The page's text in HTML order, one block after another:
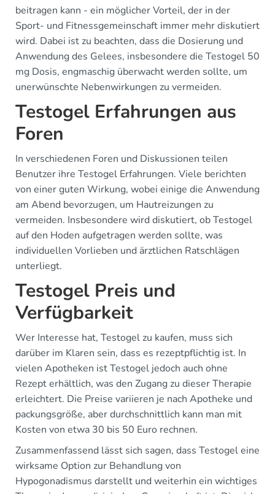
beitragen kann - ein möglicher Vorteil, der in der
Sport- und Fitnessgemeinschaft immer mehr diskutiert
wird. Dabei ist zu beachten, dass die Dosierung und
Anwendung des Gelees, insbesondere die Testogel 50
mg Dosis, engmaschig überwacht werden sollte, um
unerwünschte Nebenwirkungen zu vermeiden.
Testogel Erfahrungen aus
Foren
In verschiedenen Foren und Diskussionen teilen
Benutzer ihre Testogel Erfahrungen. Viele berichten
von einer guten Wirkung, wobei einige die Anwendung
am Abend bevorzugen, um Hautreizungen zu
vermeiden. Insbesondere wird diskutiert, ob Testogel
auf den Hoden aufgetragen werden sollte, was
individuellen Vorlieben und ärztlichen Ratschlägen
unterliegt.
Testogel Preis und
Verfügbarkeit
Wer Interesse hat, Testogel zu kaufen, muss sich
darüber im Klaren sein, dass es rezeptpflichtig ist. In
vielen Apotheken ist Testogel jedoch auch ohne
Rezept erhältlich, was den Zugang zu dieser Therapie
erleichtert. Die Preise variieren je nach Apotheke und
packungsgröße, aber durchschnittlich kann man mit
Kosten von etwa 30 bis 50 Euro rechnen.
Zusammenfassend lässt sich sagen, dass Testogel eine
wirksame Option zur Behandlung von
Hypogonadismus darstellt und weiterhin ein wichtiges